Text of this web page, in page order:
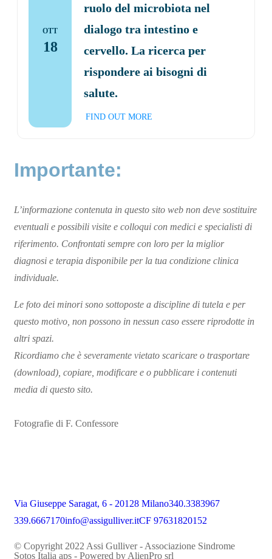
OTT
18
ruolo del microbiota nel
dialogo tra intestino e
cervello. La ricerca per
rispondere ai bisogni di
salute.
FIND OUT MORE
Importante:
L’informazione contenuta in questo sito web non deve sostituire
eventuali e possibili visite e colloqui con medici e specialisti di
riferimento. Confrontati sempre con loro per la miglior
diagnosi e terapia disponibile per la tua condizione clinica
individuale.
Le foto dei minori sono sottoposte a discipline di tutela e per
questo motivo, non possono in nessun caso essere riprodotte in
altri spazi.
Ricordiamo che è severamente vietato scaricare o trasportare
(download), copiare, modificare e o pubblicare i contenuti
media di questo sito.
Fotografie di F. Confessore
Via Giuseppe Saragat, 6 - 20128 Milano340.3383967
339.6667170info@assigulliver.itCF 97631820152
© Copyright 2022 Assi Gulliver - Associazione Sindrome
Sotos Italia aps - Powered by AlienPro srl